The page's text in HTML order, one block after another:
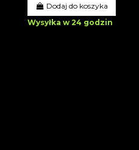
Dodaj do koszyka
Wysyłka w 24 godzin